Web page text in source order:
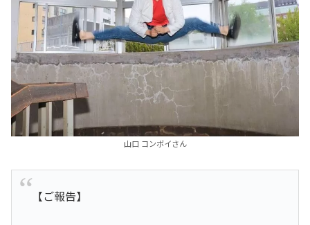
山口 コンボイさん
【ご報告】